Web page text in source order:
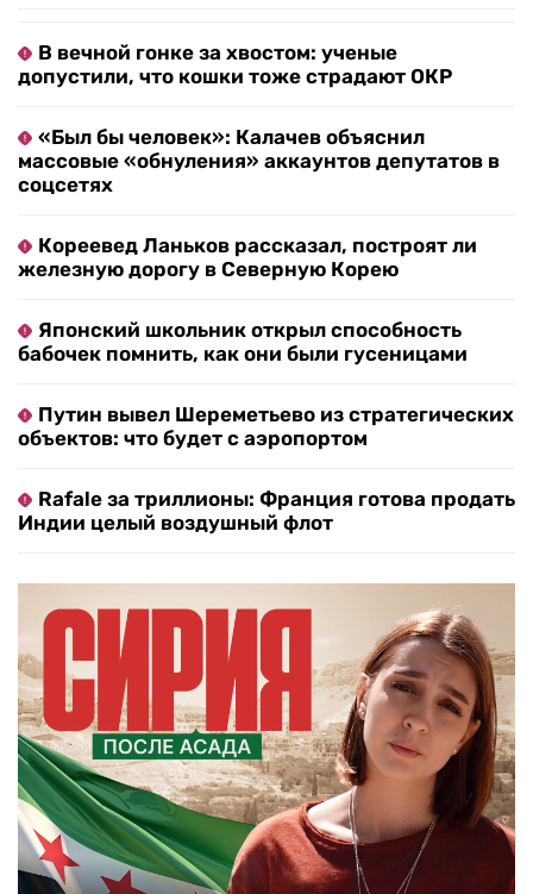
В вечной гонке за хвостом: ученые
допустили, что кошки тоже страдают ОКР
«Был бы человек»: Калачев объяснил
массовые «обнуления» аккаунтов депутатов в
соцсетях
Кореевед Ланьков рассказал, построят ли
железную дорогу в Северную Корею
Японский школьник открыл способность
бабочек помнить, как они были гусеницами
Путин вывел Шереметьево из стратегических
объектов: что будет с аэропортом
Rafale за триллионы: Франция готова продать
Индии целый воздушный флот